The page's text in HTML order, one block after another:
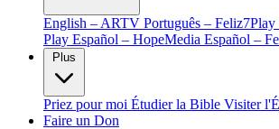
English – ARTV Português – Feliz7Play
Play Español – HopeMedia Español –
Plus
Priez pour moi Étudier la Bible Visiter
Faire un Don